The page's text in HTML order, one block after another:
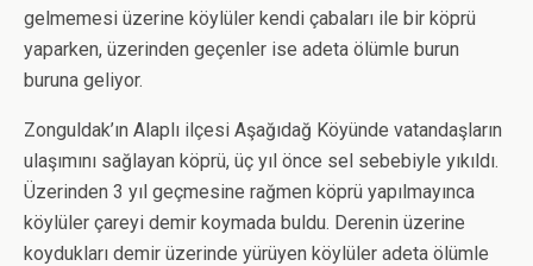
gelmemesi üzerine köylüler kendi çabaları ile bir köprü
yaparken, üzerinden geçenler ise adeta ölümle burun
buruna geliyor.
Zonguldak’ın Alaplı ilçesi Aşağıdağ Köyünde vatandaşların
ulaşımını sağlayan köprü, üç yıl önce sel sebebiyle yıkıldı.
Üzerinden 3 yıl geçmesine rağmen köprü yapılmayınca
köylüler çareyi demir koymada buldu. Derenin üzerine
koydukları demir üzerinde yürüyen köylüler adeta ölümle